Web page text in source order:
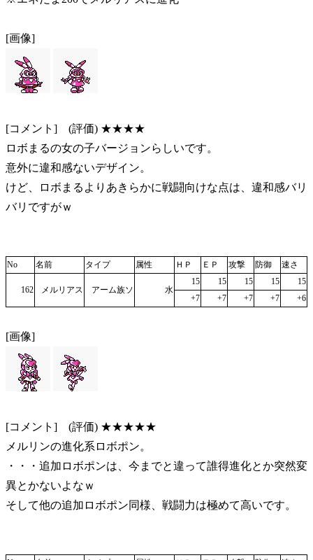
[画像]
[コメント] (評価) ★★★★
ロボまるの女の子バージョンらしいです。
意外に違和感ないデザイン。
けど、ロボまるよりあきらかに戦闘向けな点は、違和感バリ
バリですがｗ
No 名前 タイプ 属性 ＨＰ ＥＰ 攻撃 防御 速さ
162 メルリアス アーム族ソ 水
15 15 15 15
15
+7
+7 +7 +7 +6
[画像]
[コメント] (評価) ★★★★★
メルリンの進化系ロボポン。
・・・追加ロボポンは、今までと違って誰得進化とか突然変
異とかないよなｗ
そして他の追加ロボポン同様、戦闘力は極めて高いです。